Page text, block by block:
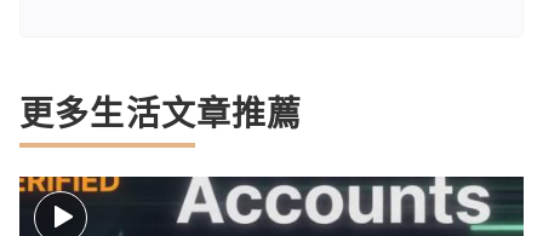
更多生活文章推薦